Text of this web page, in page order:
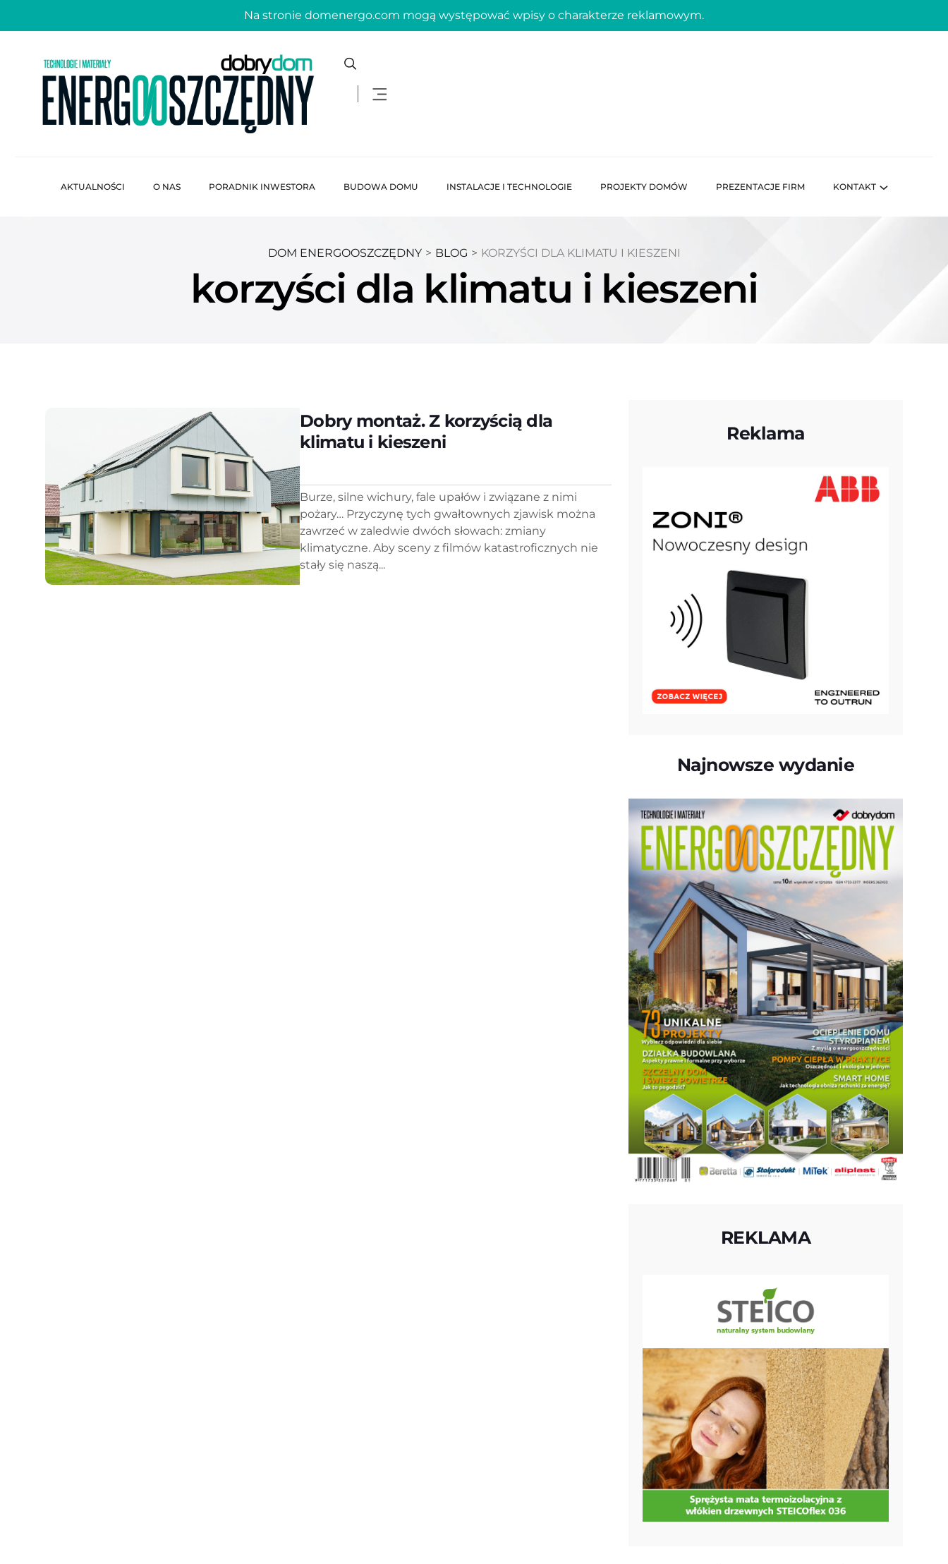
Na stronie domenergo.com mogą występować wpisy o charakterze reklamowym.
AKTUALNOŚCI O NAS PORADNIK INWESTORA BUDOWA DOMU INSTALACJE I TECHNOLOGIE PROJEKTY DOMÓW PREZENTACJE FIRM KONTAKT
DOM ENERGOOSZCZĘDNY > BLOG > KORZYŚCI DLA KLIMATU I KIESZENI
korzyści dla klimatu i kieszeni
Dobry montaż. Z korzyścią dla
klimatu i kieszeni
Burze, silne wichury, fale upałów i związane z nimi
pożary… Przyczynę tych gwałtownych zjawisk można
zawrzeć w zaledwie dwóch słowach: zmiany
klimatyczne. Aby sceny z filmów katastroficznych nie
stały się naszą...
Reklama
Najnowsze wydanie
REKLAMA